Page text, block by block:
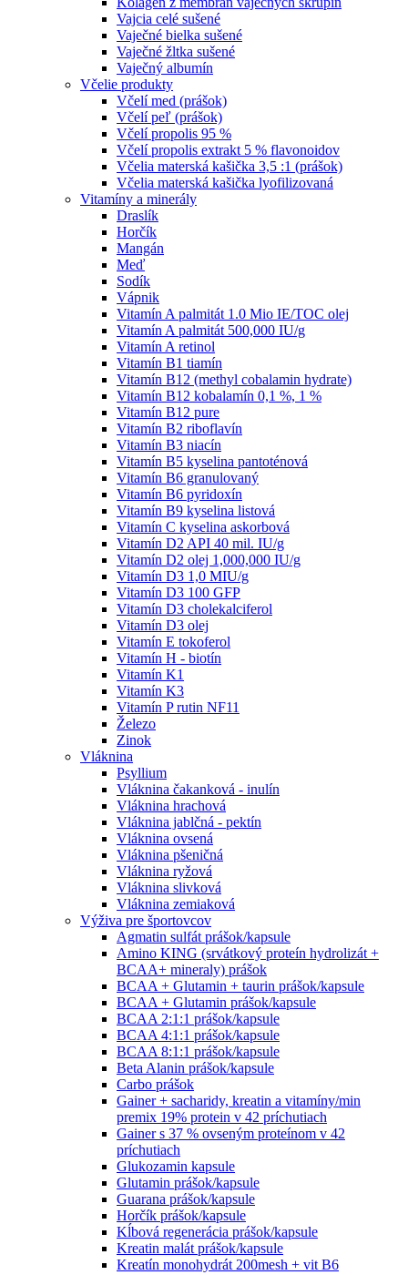
Vajcia celé sušené
Vaječné bielka sušené
Vaječné žltka sušené
Vaječný albumín
Včelie produkty
Včelí med (prášok)
Včelí peľ (prášok)
Včelí propolis 95 %
Včelí propolis extrakt 5 % flavonoidov
Včelia materská kašička 3,5 :1 (prášok)
Včelia materská kašička lyofilizovaná
Vitamíny a minerály
Draslík
Horčík
Mangán
Meď
Sodík
Vápnik
Vitamín A palmitát 1.0 Mio IE/TOC olej
Vitamín A palmitát 500,000 IU/g
Vitamín A retinol
Vitamín B1 tiamín
Vitamín B12 (methyl cobalamin hydrate)
Vitamín B12 kobalamín 0,1 %, 1 %
Vitamín B12 pure
Vitamín B2 riboflavín
Vitamín B3 niacín
Vitamín B5 kyselina pantoténová
Vitamín B6 granulovaný
Vitamín B6 pyridoxín
Vitamín B9 kyselina listová
Vitamín C kyselina askorbová
Vitamín D2 API 40 mil. IU/g
Vitamín D2 olej 1,000,000 IU/g
Vitamín D3 1,0 MIU/g
Vitamín D3 100 GFP
Vitamín D3 cholekalciferol
Vitamín D3 olej
Vitamín E tokoferol
Vitamín H - biotín
Vitamín K1
Vitamín K3
Vitamín P rutin NF11
Železo
Zinok
Vláknina
Psyllium
Vláknina čakanková - inulín
Vláknina hrachová
Vláknina jablčná - pektín
Vláknina ovsená
Vláknina pšeničná
Vláknina ryžová
Vláknina slivková
Vláknina zemiaková
Výživa pre športovcov
Agmatin sulfát prášok/kapsule
Amino KING (srvátkový proteín hydrolizát +
BCAA+ mineraly) prášok
BCAA + Glutamin + taurin prášok/kapsule
BCAA + Glutamin prášok/kapsule
BCAA 2:1:1 prášok/kapsule
BCAA 4:1:1 prášok/kapsule
BCAA 8:1:1 prášok/kapsule
Beta Alanin prášok/kapsule
Carbo prášok
Gainer + sacharidy, kreatin a vitamíny/min
premix 19% protein v 42 príchutiach
Gainer s 37 % ovseným proteínom v 42
príchutiach
Glukozamin kapsule
Glutamin prášok/kapsule
Guarana prášok/kapsule
Horčík prášok/kapsule
Kĺbová regenerácia prášok/kapsule
Kreatin malát prášok/kapsule
Kreatín monohydrát 200mesh + vit B6